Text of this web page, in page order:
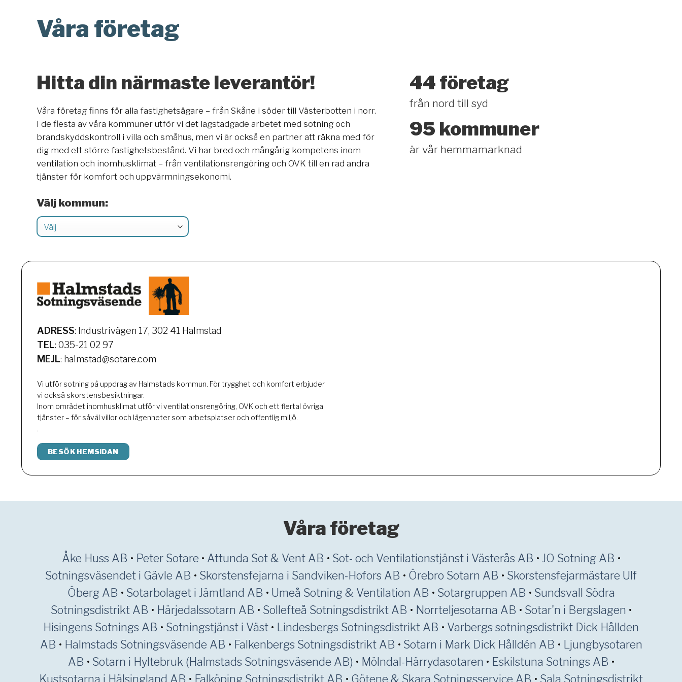
Våra företag
Hitta din närmaste leverantör!
Våra företag finns för alla fastighetsägare – från Skåne i söder till Västerbotten i norr.
I de flesta av våra kommuner utför vi det lagstadgade arbetet med sotning och
brandskyddskontroll i villa och småhus, men vi är också en partner att räkna med för
dig med ett större fastighetsbestånd. Vi har bred och mångårig kompetens inom
ventilation och inomhusklimat – från ventilationsrengöring och OVK till en rad andra
tjänster för komfort och uppvärmningsekonomi.
Välj kommun:
44 företag
från nord till syd
95 kommuner
är vår hemmamarknad
ADRESS: Industrivägen 17, 302 41 Halmstad
TEL: 035-21 02 97
MEJL: halmstad@sotare.com
Vi utför sotning på uppdrag av Halmstads kommun. För trygghet och komfort erbjuder
vi också skorstensbesiktningar.
Inom området inomhusklimat utför vi ventilationsrengöring, OVK och ett flertal övriga
tjänster – för såväl villor och lägenheter som arbetsplatser och offentlig miljö.
.
BESÖK HEMSIDAN
Våra företag
Åke Huss AB • Peter Sotare • Attunda Sot & Vent AB • Sot- och Ventilationstjänst i Västerås AB • JO Sotning AB •
Sotningsväsendet i Gävle AB • Skorstensfejarna i Sandviken-Hofors AB • Örebro Sotarn AB • Skorstensfejarmästare Ulf
Öberg AB • Sotarbolaget i Jämtland AB • Umeå Sotning & Ventilation AB • Sotargruppen AB • Sundsvall Södra
Sotningsdistrikt AB • Härjedalssotarn AB • Sollefteå Sotningsdistrikt AB • Norrteljesotarna AB • Sotar'n i Bergslagen •
Hisingens Sotnings AB • Sotningstjänst i Väst • Lindesbergs Sotningsdistrikt AB • Varbergs sotningsdistrikt Dick Hållden
AB • Halmstads Sotningsväsende AB • Falkenbergs Sotningsdistrikt AB • Sotarn i Mark Dick Hålldén AB • Ljungbysotaren
AB • Sotarn i Hyltebruk (Halmstads Sotningsväsende AB) • Mölndal-Härrydasotaren • Eskilstuna Sotnings AB •
Kustsotarna i Hälsingland AB • Falköping Sotningsdistrikt AB • Götene & Skara Sotningsservice AB • Sala Sotningsdistrikt